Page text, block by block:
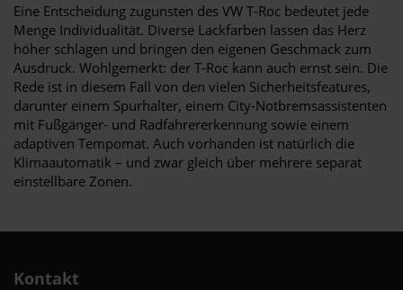
Eine Entscheidung zugunsten des VW T-Roc bedeutet jede
Menge Individualität. Diverse Lackfarben lassen das Herz
höher schlagen und bringen den eigenen Geschmack zum
Ausdruck. Wohlgemerkt: der T-Roc kann auch ernst sein. Die
Rede ist in diesem Fall von den vielen Sicherheitsfeatures,
darunter einem Spurhalter, einem City-Notbremsassistenten
mit Fußgänger- und Radfahrererkennung sowie einem
adaptiven Tempomat. Auch vorhanden ist natürlich die
Klimaautomatik – und zwar gleich über mehrere separat
einstellbare Zonen.
Kontakt